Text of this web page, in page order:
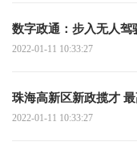
数字政通：步入无人驾
2022-01-11 10:33:27
珠海高新区新政揽才
2022-01-11 10:33:27